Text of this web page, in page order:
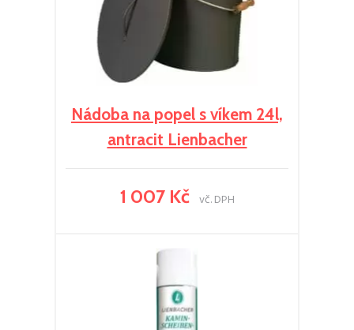
Nádoba na popel s víkem 24l,
antracit Lienbacher
1 007 Kč vč. DPH